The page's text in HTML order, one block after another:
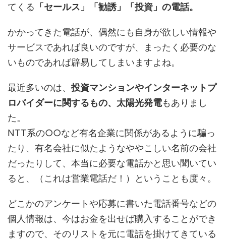
てくる 「セールス」「勧誘」「投資」の電話。
かかってきた電話が、偶然にも自身が欲しい情報や
サービスであれば良いのですが、まったく必要のな
いものであれば辟易してしまいますよね。
最近多いのは、投資マンションやインターネットプ
ロバイダーに関するもの、太陽光発電もありまし
た。
NTT系の○○など有名企業に関係があるように騙っ
たり、有名会社に似たようなややこしい名前の会社
だったりして、本当に必要な電話かと思い聞いてい
ると、（これは営業電話だ！）ということも度々。
どこかのアンケートや応募に書いた電話番号などの
個人情報は、今はお金を出せば購入することができ
ますので、そのリストを元に電話を掛けてきている